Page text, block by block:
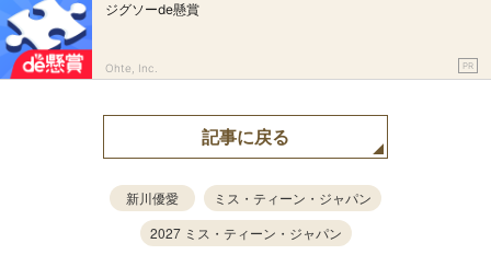
ジグソーde懸賞
Ohte, Inc. PR
記事に戻る
新川優愛
ミス・ティーン・ジャパン
2027 ミス・ティーン・ジャパン